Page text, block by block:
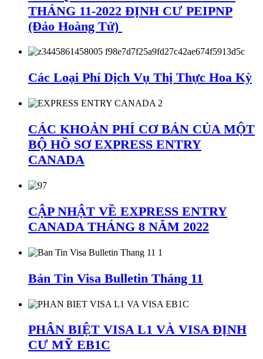
THÁNG 11-2022 ĐỊNH CƯ PEIPNP
(Đảo Hoàng Tử)
Các Loại Phí Dịch Vụ Thị Thực Hoa Kỳ
CÁC KHOẢN PHÍ CƠ BẢN CỦA MỘT
BỘ HỒ SƠ EXPRESS ENTRY
CANADA
CẬP NHẬT VỀ EXPRESS ENTRY
CANADA THÁNG 8 NĂM 2022
Bản Tin Visa Bulletin Tháng 11
PHÂN BIỆT VISA L1 VÀ VISA ĐỊNH
CƯ MỸ EB1C